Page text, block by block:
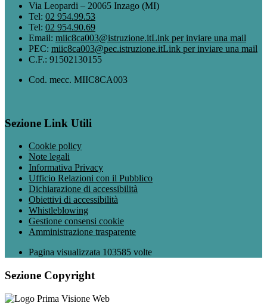
Via Leopardi – 20065 Inzago (MI)
Tel: 02 954.99.53
Tel: 02 954.90.69
Email: miic8ca003@istruzione.itLink per inviare una mail
PEC: miic8ca003@pec.istruzione.itLink per inviare una mail
C.F.: 91502130155
Cod. mecc. MIIC8CA003
Sezione Link Utili
Cookie policy
Note legali
Informativa Privacy
Ufficio Relazioni con il Pubblico
Dichiarazione di accessibilità
Obiettivi di accessibilità
Whistleblowing
Gestione consensi cookie
Amministrazione trasparente
Pagina visualizzata 103585 volte
Sezione Copyright